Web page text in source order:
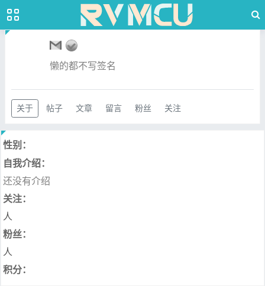
懒的都不写签名
关于 帖子 文章 留言 粉丝 关注
性别：
自我介绍：
还没有介绍
关注：
人
粉丝：
人
积分：